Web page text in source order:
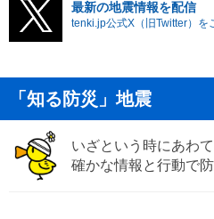
最新の地震情報を配信
tenki.jp公式X（旧Twitter）を
「知る防災」地震
いざという時にあわ
確かな情報と行動で